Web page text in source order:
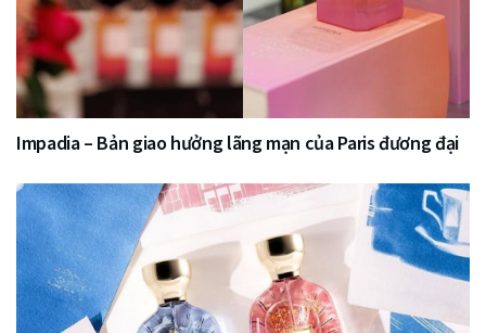
Impadia – Bản giao hưởng lãng mạn của Paris đương đại